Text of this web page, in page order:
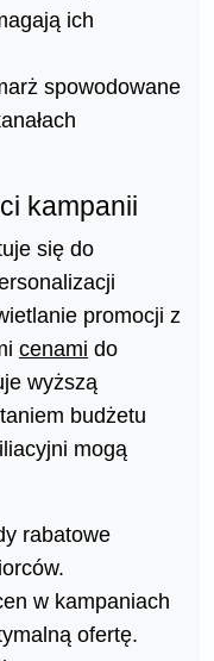
ich
spowodowane
kampanii
się do
promocji z
cenami do
wyższą
budżetu
mogą
rabatowe
w kampaniach
ofertę.